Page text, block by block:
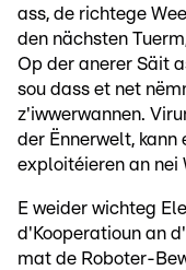
ass, de richtege
den nächsten
Op der anerer Säit
sou dass et net
z'iwwerwannen.
der Ënnerwelt, kann
exploitéieren an nei
E weider wichteg
d'Kooperatioun an
mat de Roboter-